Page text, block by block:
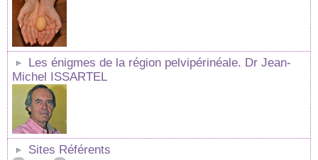
Les énigmes de la région pelvipérinéale. Dr Jean-
Michel ISSARTEL
Sites Référents